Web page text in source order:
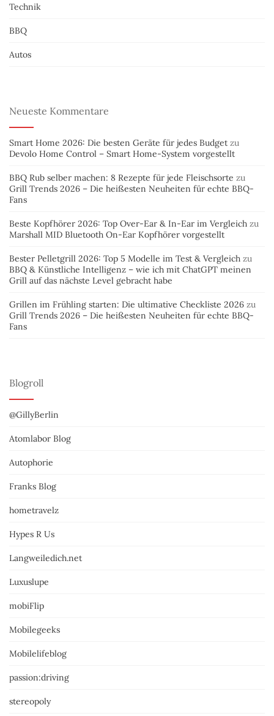
Technik
BBQ
Autos
Neueste Kommentare
Smart Home 2026: Die besten Geräte für jedes Budget zu
Devolo Home Control – Smart Home-System vorgestellt
BBQ Rub selber machen: 8 Rezepte für jede Fleischsorte zu
Grill Trends 2026 – Die heißesten Neuheiten für echte BBQ-
Fans
Beste Kopfhörer 2026: Top Over-Ear & In-Ear im Vergleich zu
Marshall MID Bluetooth On-Ear Kopfhörer vorgestellt
Bester Pelletgrill 2026: Top 5 Modelle im Test & Vergleich zu
BBQ & Künstliche Intelligenz – wie ich mit ChatGPT meinen
Grill auf das nächste Level gebracht habe
Grillen im Frühling starten: Die ultimative Checkliste 2026 zu
Grill Trends 2026 – Die heißesten Neuheiten für echte BBQ-
Fans
Blogroll
@GillyBerlin
Atomlabor Blog
Autophorie
Franks Blog
hometravelz
Hypes R Us
Langweiledich.net
Luxuslupe
mobiFlip
Mobilegeeks
Mobilelifeblog
passion:driving
stereopoly